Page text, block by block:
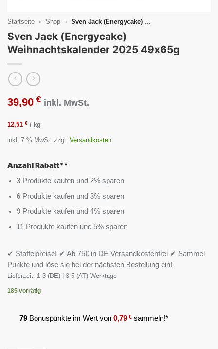
Startseite » Shop » Sven Jack (Energycake) ...
Sven Jack (Energycake)
Weihnachtskalender 2025 49x65g
39,90 € inkl. MwSt.
12,51 € / kg
inkl. 7 % MwSt. zzgl. Versandkosten
Anzahl Rabatt**
3 Produkte kaufen und 2% sparen
6 Produkte kaufen und 3% sparen
9 Produkte kaufen und 4% sparen
11 Produkte kaufen und 5% sparen
✔ Staffelpreise! ✔ Ab 75€ in DE Versandkostenfrei ✔ Sammel
Punkte und löse sie bei der nächsten Bestellung ein!
Lieferzeit: 1-3 (DE) | 3-5 (AT) Werktage
185 vorrätig
79 Bonuspunkte im Wert von 0,79 € sammeln!*